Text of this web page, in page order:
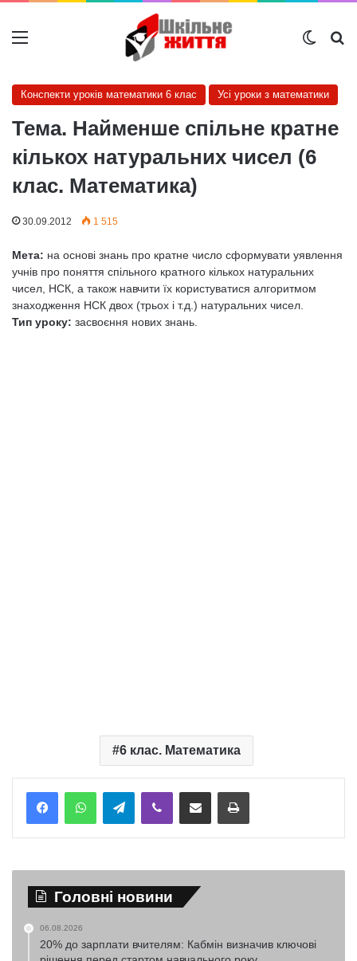
Меню
Конспекти уроків математики 6 клас Усі уроки з математики
Тема. Найменше спільне кратне
кількох натуральних чисел (6
клас. Математика)
30.09.2012 1 515
Мета: на основі знань про кратне число сформувати уявлення
учнів про поняття спільного кратного кількох натуральних
чисел, НСК, а також навчити їх користуватися алгоритмом
знаходження НСК двох (трьох і т.д.) натуральних чисел.
Тип уроку: засвоєння нових знань.
6 клас. Математика
TelegramViber Надіслати електронною поштоюНадрукувати
Головні новини
06.08.2026
20% до зарплати вчителям: Кабмін визначив ключові